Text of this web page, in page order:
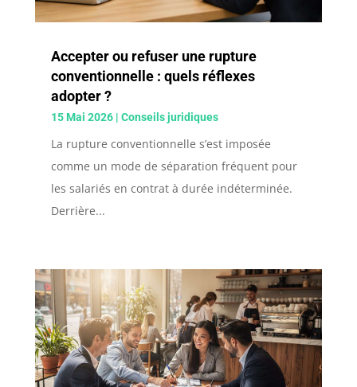
Accepter ou refuser une rupture
conventionnelle : quels réflexes
adopter ?
15 Mai 2026| Conseils juridiques
La rupture conventionnelle s’est imposée
comme un mode de séparation fréquent pour
les salariés en contrat à durée indéterminée.
Derrière...